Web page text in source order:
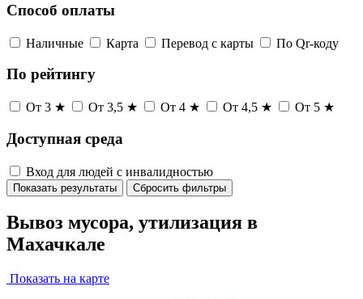
Способ оплаты
Наличные Карта Перевод с карты По Qr-коду
По рейтингу
От 3 ★ От 3,5 ★ От 4 ★ От 4,5 ★ От 5 ★
Доступная среда
Вход для людей с инвалидностью
Показать результаты Сбросить фильтры
Вывоз мусора, утилизация в
Махачкале
Показать на карте